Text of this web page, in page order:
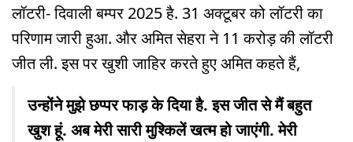
लॉटरी- दिवाली बम्पर 2025 है. 31 अक्टूबर को लॉटरी का
परिणाम जारी हुआ. और अमित सेहरा ने 11 करोड़ की लॉटरी
जीत ली. इस पर खुशी जाहिर करते हुए अमित कहते हैं,
उन्होंने मुझे छप्पर फाड़ के दिया है. इस जीत से मैं बहुत
खुश हूं. अब मेरी सारी मुश्किलें खत्म हो जाएंगी. मेरी